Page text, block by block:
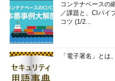
コンテナベースの
／課題と、CIパイ
コツ (1/2...
「電子署名」とは